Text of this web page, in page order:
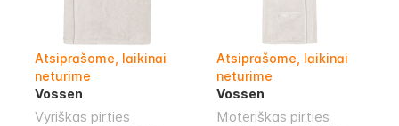
Atsiprašome, laikinai
neturime
Vossen
Vyriškas pirties
Atsiprašome, laikinai
neturime
Vossen
Moteriškas pirties